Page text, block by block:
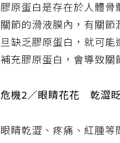
膠原蛋白是存在於人體
關節的滑液膜內，有關
旦缺乏膠原蛋白，就可
補充膠原蛋白，會導致關
危機2／眼睛花花 乾澀
眼睛乾澀、疼痛、紅腫